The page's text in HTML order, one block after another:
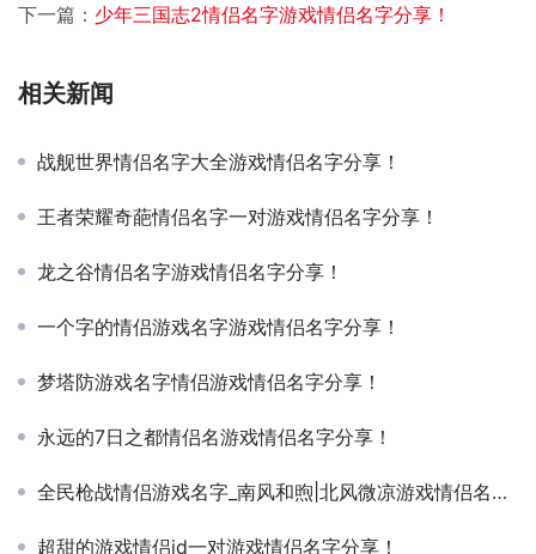
下一篇： 少年三国志2情侣名字游戏情侣名字分享！
相关新闻
战舰世界情侣名字大全游戏情侣名字分享！
王者荣耀奇葩情侣名字一对游戏情侣名字分享！
龙之谷情侣名字游戏情侣名字分享！
一个字的情侣游戏名字游戏情侣名字分享！
梦塔防游戏名字情侣游戏情侣名字分享！
永远的7日之都情侣名游戏情侣名字分享！
全民枪战情侣游戏名字_南风和煦|北风微凉游戏情侣名字分享！
超甜的游戏情侣id一对游戏情侣名字分享！